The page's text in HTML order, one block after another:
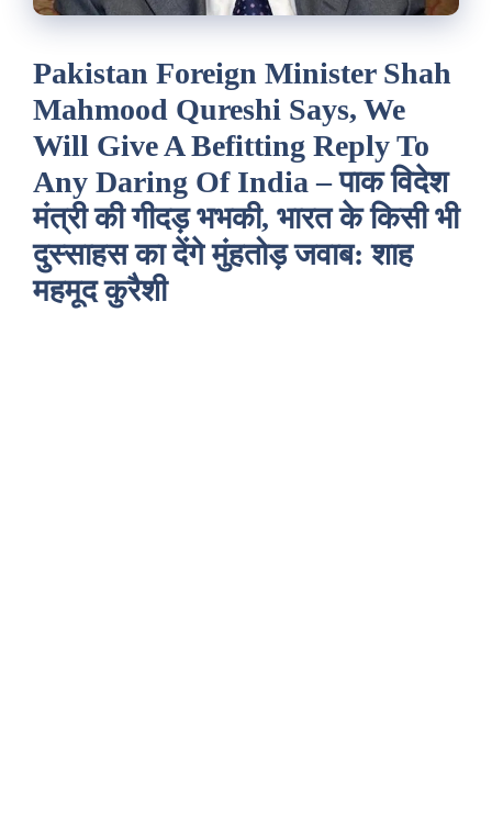
Pakistan Foreign Minister Shah
Mahmood Qureshi Says, We
Will Give A Befitting Reply To
Any Daring Of India – पाक विदेश
मंत्री की गीदड़ भभकी, भारत के किसी भी
दुस्साहस का देंगे मुंहतोड़ जवाब: शाह
महमूद कुरैशी